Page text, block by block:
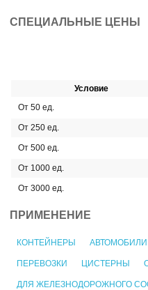
СПЕЦИАЛЬНЫЕ ЦЕНЫ
Условие
От 50 ед.
От 250 ед.
От 500 ед.
От 1000 ед.
От 3000 ед.
ПРИМЕНЕНИЕ
КОНТЕЙНЕРЫ АВТОМОБИЛИ
ПЕРЕВОЗКИ ЦИСТЕРНЫ
ДЛЯ ЖЕЛЕЗНОДОРОЖНОГО